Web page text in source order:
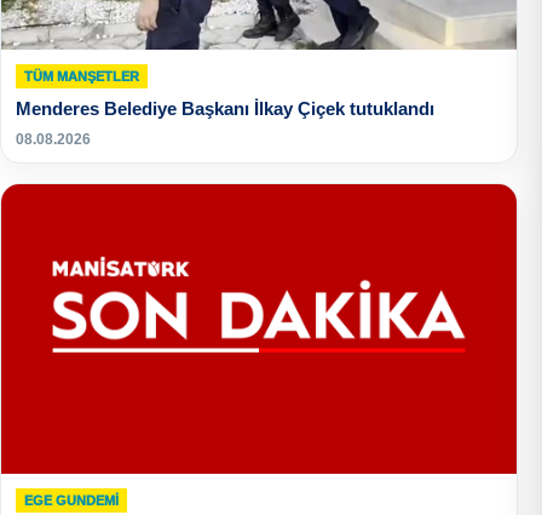
TÜM MANŞETLER
Menderes Belediye Başkanı İlkay Çiçek tutuklandı
08.08.2026
EGE GUNDEMİ